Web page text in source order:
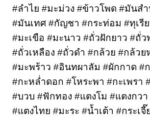
#ลำไย #มะม่วง #ข้าวโพด #มันส
#มันเทศ #กัญชา #กระท่อม #ทุเรี
#มะเขือ #มะนาว #ถั่วฝักยาว #ถั่ว
#ถั่วเหลือง #ถั่วดำ #กล้วย #กล้ว
#มะพร้าว #อินทผาลัม #ผักกาด #
#กะหล่ำดอก #โหระพา #กะเพรา
#บวบ #ฟักทอง #แตงโม #แตงกวา
#แตงไทย #มะระ #น้ำเต้า #กระเ